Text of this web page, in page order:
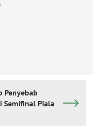
Penyebab
Semifinal Piala